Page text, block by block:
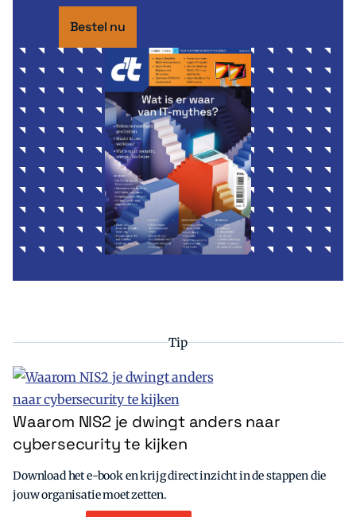
Bestel nu
Tip
Waarom NIS2 je dwingt anders naar
cybersecurity te kijken
Download het e-book en krijg direct inzicht in de stappen die
jouw organisatie moet zetten.